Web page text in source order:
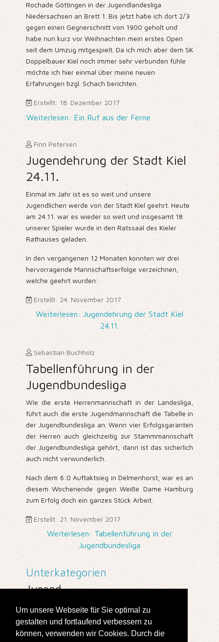
Um unsere Webseite für Sie optimal zu
gestalten und fortlaufend verbessern zu
können, verwenden wir Cookies. Durch die
Rochade Göttingen in der Jugendlandesliga
Niedersachsen an Brett 1. Bis jetzt habe ich dort 2/3
gegen einen Gegnerschnitt von 1900 geholt und
habe nun kurz vor Weihnachten mein erstes Open
seit dem Umzug mitgespielt. Da ich mich aber dem SK
Doppelbauer Kiel noch immer sehr verbunden fühle
möchte ich hier einmal über meine neuen
Erfahrungen bzgl. Schach berichten.
Erstellt: 18. Dezember 2017
Weiterlesen: Ein Ruf aus der Ferne
Finn Petersen
Jugendehrung der Stadt Kiel
24.11.
Einmal im Jahr ist es so weit und unsere
Jugendlichen werde von der Stadt Kiel geehrt. Heute
am 24.11. war es wieder so weit und insgesamt 18
unserer Spieler wurde in den Ratssaal des Kieler
Rathauses geladen.
In den vergangenen 12 Monaten konnten wir drei
hervorragende Mannschaftserfolge verzeichnen,
welche geehrt wurden:
Erstellt: 24. November 2017
Weiterlesen: Jugendehrung der Stadt Kiel
24.11.
Sebastian Buchholz
Tabellenführung in der
Jugendbundesliga
Wie die erste Herrenmannschaft in der Landesliga,
führt auch die erste Jugendmannschaft die Tabelle in
der Jugendbundesliga an. Wenn vier Erfolgsgaranten
der Herren auch gleichzeitig zur Stammmannschaft
der Jugendbundesliga gehört, dann ist das sicherlich
auch nicht verwunderlich.
Nach dem 6:0 Auftaktsieg in Delmenhorst, war es an
diesem Wochenende gegen Weiße Dame Hamburg
zum Erfolg doch ein ganzes Stück Arbeit.
Erstellt: 21. November 2017
Weiterlesen: Tabellenführung in der
Jugendbundesliga
Unterkategorien
Jugend
177